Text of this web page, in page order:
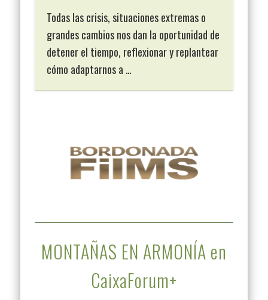
Todas las crisis, situaciones extremas o
grandes cambios nos dan la oportunidad de
detener el tiempo, reflexionar y replantear
cómo adaptarnos a …
MONTAÑAS EN ARMONÍA en
CaixaForum+